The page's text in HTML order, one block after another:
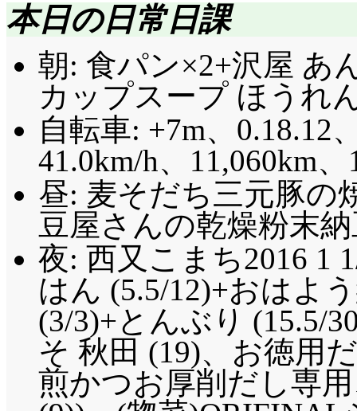
本日の日常日課
朝: 食パン×2+沢屋 あ
カップスープ ほうれ
自転車: +7m、0.18.12
41.0km/h、11,060km、
昼: 麦そだち三元豚の
豆屋さんの乾燥粉末
夜: 西又こまち2016 1
はん (5.5/12)+おはよ
(3/3)+とんぶり (15.5/
そ 秋田 (19)、お徳用
煎かつお厚削だし専